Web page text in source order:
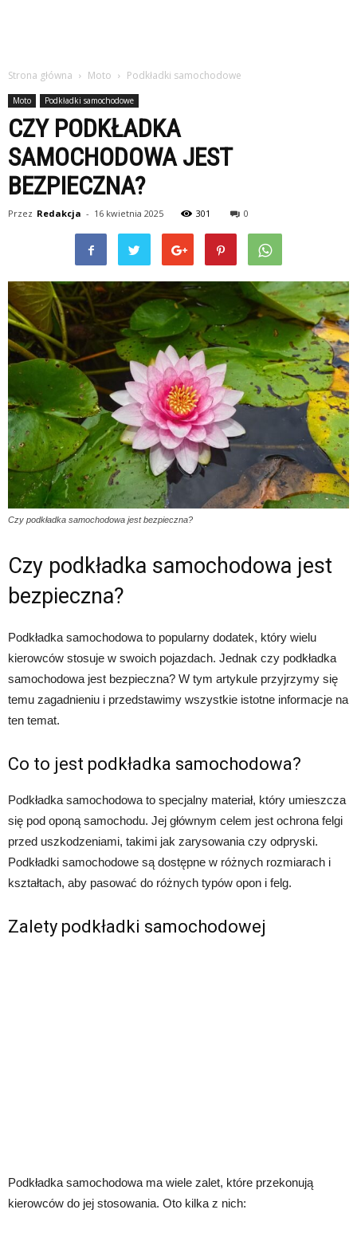
Strona główna Moto Podkładki samochodowe
Moto Podkładki samochodowe
CZY PODKŁADKA
SAMOCHODOWA JEST
BEZPIECZNA?
Przez Redakcja - 16 kwietnia 2025 301 0
Czy podkładka samochodowa jest bezpieczna?
Czy podkładka samochodowa jest
bezpieczna?
Podkładka samochodowa to popularny dodatek, który wielu
kierowców stosuje w swoich pojazdach. Jednak czy podkładka
samochodowa jest bezpieczna? W tym artykule przyjrzymy się
temu zagadnieniu i przedstawimy wszystkie istotne informacje na
ten temat.
Co to jest podkładka samochodowa?
Podkładka samochodowa to specjalny materiał, który umieszcza
się pod oponą samochodu. Jej głównym celem jest ochrona felgi
przed uszkodzeniami, takimi jak zarysowania czy odpryski.
Podkładki samochodowe są dostępne w różnych rozmiarach i
kształtach, aby pasować do różnych typów opon i felg.
Zalety podkładki samochodowej
Podkładka samochodowa ma wiele zalet, które przekonują
kierowców do jej stosowania. Oto kilka z nich: